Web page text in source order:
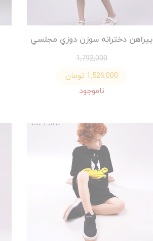
پيراهن دخترانه سوزن دوزي مجلسي
1,792,000
1,526,000 تومان
ناموجود